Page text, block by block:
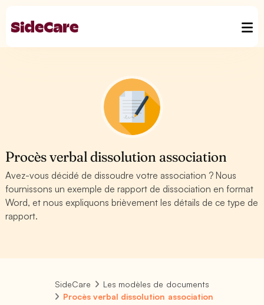
Procès verbal dissolution association
Avez-vous décidé de dissoudre votre association ? Nous
fournissons un exemple de rapport de dissociation en format
Word, et nous expliquons brièvement les détails de ce type de
rapport.
SideCare
Les modèles de documents
Procès verbal dissolution association